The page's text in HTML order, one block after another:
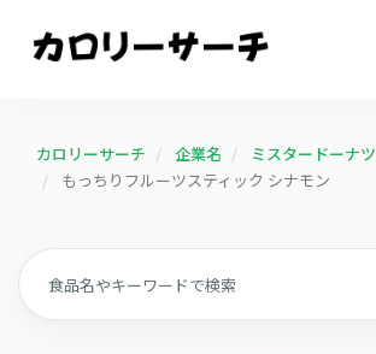
カロリーサーチ 企業名
ミスタードーナツ
もっちりフルーツスティック シナモン